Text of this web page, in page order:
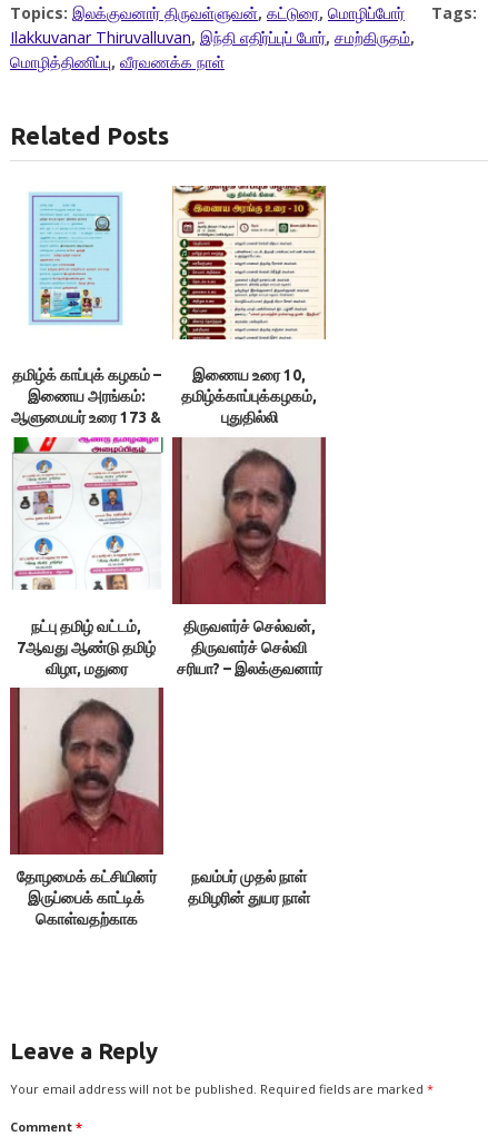
Topics: இலக்குவனார் திருவள்ளுவன், கட்டுரை, மொழிப்போர்
Tags:
Ilakkuvanar Thiruvalluvan, இந்தி எதிர்ப்புப் போர், சமற்கிருதம்,
மொழித்திணிப்பு, வீரவணக்க நாள்
Related Posts
தமிழ்க் காப்புக் கழகம் –
இணைய அரங்கம்:
ஆளுமையர் உரை 173 &
174 ; நூலரங்கம்
இணைய உரை 10,
தமிழ்க்காப்புக்கழகம்,
புதுதில்லி
நட்பு தமிழ் வட்டம்,
7ஆவது ஆண்டு தமிழ்
விழா, மதுரை
திருவளர்ச் செல்வன்,
திருவளர்ச் செல்வி
சரியா? – இலக்குவனார்
தோழமைக் கட்சியினர்
இருப்பைக் காட்டிக்
கொள்வதற்காக
நவம்பர் முதல் நாள்
தமிழரின் துயர நாள்
Leave a Reply
Your email address will not be published. Required fields are marked *
Comment *